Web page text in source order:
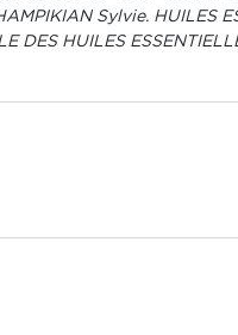
Sylvie. HUILES
DES HUILES